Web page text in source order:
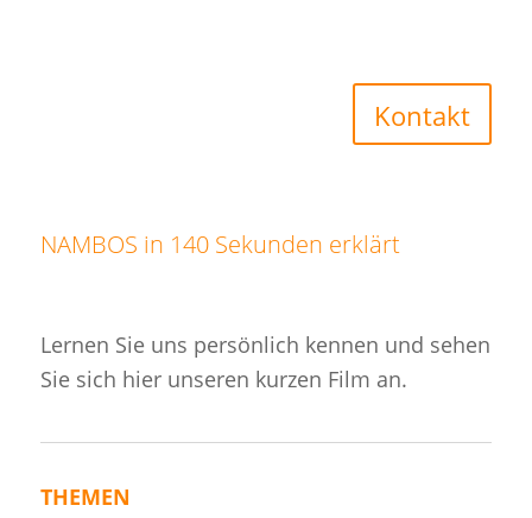
Kontakt
NAMBOS in 140 Sekunden erklärt
Lernen Sie uns persönlich kennen und sehen
Sie sich hier unseren kurzen Film an.
THEMEN